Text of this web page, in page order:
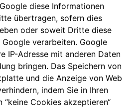
diese Informationen
übertragen, sofern dies
oder soweit Dritte diese
verarbeiten. Google
IP-Adresse mit anderen Daten
bringen. Das Speichern von
und die Anzeige von Web
indem Sie in Ihren
“keine Cookies akzeptieren“